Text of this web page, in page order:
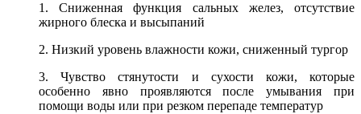
1. Сниженная функция сальных желез, отсутствие
жирного блеска и высыпаний
2. Низкий уровень влажности кожи, сниженный тургор
3. Чувство стянутости и сухости кожи, которые
особенно явно проявляются после умывания при
помощи воды или при резком перепаде температур